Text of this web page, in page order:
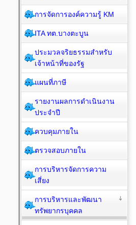
การจัดการองค์ความรู้ KM
ITA ทต.บางตะบูน
ประมวลจริยธรรมสำหรับ
เจ้าหน้าที่ของรัฐ
แผนที่ภาษี
รายงานผลการดำเนินงาน
ประจำปี
ควบคุมภายใน
ตรวจสอบภายใน
การบริหารจัดการความ
เสี่ยง
การบริหารและพัฒนา
ทรัพยากรบุคคล